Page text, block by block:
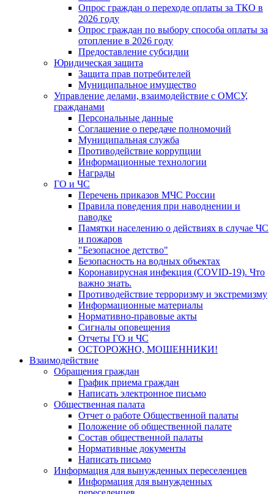
Опрос граждан о переходе оплаты за ТКО в
2026 году
Опрос граждан по выбору способа оплаты за
отопление в 2026 году
Предоставление субсидии
Юридическая защита
Защита прав потребителей
Муниципальное имущество
Управление делами, взаимодействие с ОМСУ,
гражданами
Персональные данные
Соглашение о передаче полномочий
Муниципальная служба
Противодействие коррупции
Информационные технологии
Награды
ГО и ЧС
Перечень приказов МЧС России
Правила поведения при наводнении и
паводке
Памятки населению о действиях в случае ЧС
и пожаров
"Безопасное детство"
Безопасность на водных объектах
Коронавирусная инфекция (COVID-19). Что
важно знать.
Противодействие терроризму и экстремизму
Информационные материалы
Нормативно-правовые акты
Сигналы оповещения
Отчеты ГО и ЧС
ОСТОРОЖНО, МОШЕННИКИ!
Взаимодействие
Обращения граждан
График приема граждан
Написать электронное письмо
Общественная палата
Отчет о работе Общественной палаты
Положение об общественной палате
Состав общественной палаты
Нормативные документы
Написать письмо
Информация для вынужденных переселенцев
Информация для вынужденных